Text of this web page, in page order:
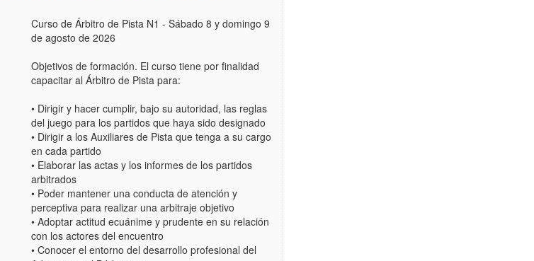
Curso de Árbitro de Pista N1 - Sábado 8 y domingo 9
de agosto de 2026
Objetivos de formación. El curso tiene por finalidad
capacitar al Árbitro de Pista para:
• Dirigir y hacer cumplir, bajo su autoridad, las reglas
del juego para los partidos que haya sido designado
• Dirigir a los Auxiliares de Pista que tenga a su cargo
en cada partido
• Elaborar las actas y los informes de los partidos
arbitrados
• Poder mantener una conducta de atención y
perceptiva para realizar una arbitraje objetivo
• Adoptar actitud ecuánime y prudente en su relación
con los actores del encuentro
• Conocer el entorno del desarrollo profesional del